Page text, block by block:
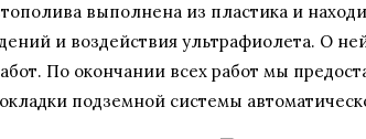
выполнена из пластика и
и воздействия ультрафиолета. О
По окончании всех работ мы
подземной системы